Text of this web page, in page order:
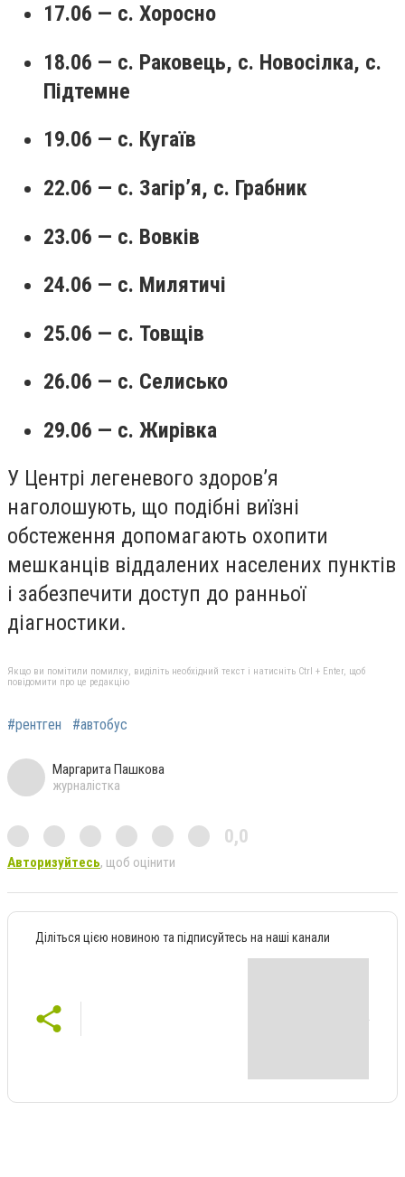
17.06 — с. Хоросно
18.06 — с. Раковець, с. Новосілка, с.
Підтемне
19.06 — с. Кугаїв
22.06 — с. Загір’я, с. Грабник
23.06 — с. Вовків
24.06 — с. Милятичі
25.06 — с. Товщів
26.06 — с. Селисько
29.06 — с. Жирівка
У Центрі легеневого здоров’я
наголошують, що подібні виїзні
обстеження допомагають охопити
мешканців віддалених населених пунктів
і забезпечити доступ до ранньої
діагностики.
Якщо ви помітили помилку, виділіть необхідний текст і натисніть Ctrl + Enter, щоб
повідомити про це редакцію
#рентген #автобус
Маргарита Пашкова
журналістка
0,0
Авторизуйтесь, щоб оцінити
Діліться цією новиною та підписуйтесь на наші канали